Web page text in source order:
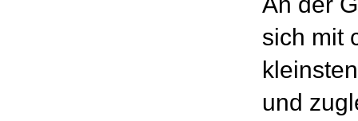
sich mit
und